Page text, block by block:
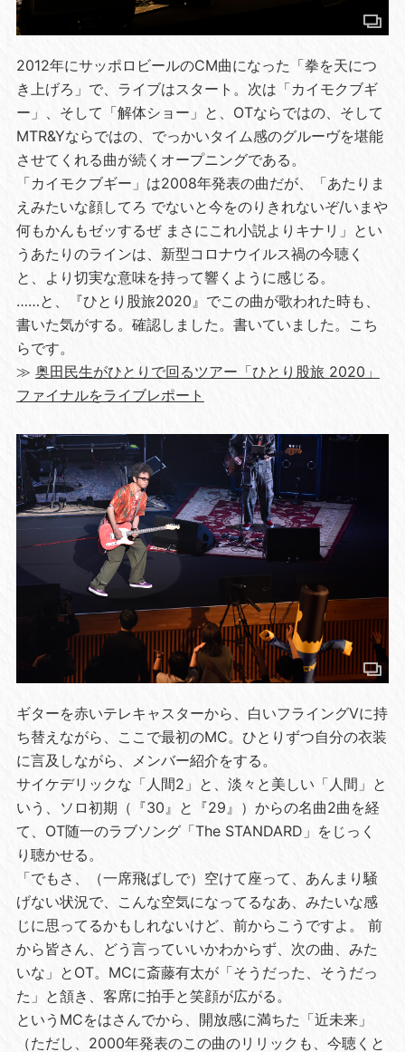
2012年にサッポロビールのCM曲になった「拳を天につ
き上げろ」で、ライブはスタート。次は「カイモクブギ
ー」、そして「解体ショー」と、OTならではの、そして
MTR&Yならではの、でっかいタイム感のグルーヴを堪能
させてくれる曲が続くオープニングである。
「カイモクブギー」は2008年発表の曲だが、「あたりま
えみたいな顔してろ でないと今をのりきれないぞ/いまや
何もかんもゼッするぜ まさにこれ小説よりキナリ」とい
うあたりのラインは、新型コロナウイルス禍の今聴く
と、より切実な意味を持って響くように感じる。
……と、『ひとり股旅2020』でこの曲が歌われた時も、
書いた気がする。確認しました。書いていました。こち
らです。
≫ 奥田民生がひとりで回るツアー「ひとり股旅 2020」
ファイナルをライブレポート
ギターを赤いテレキャスターから、白いフライングVに持
ち替えながら、ここで最初のMC。ひとりずつ自分の衣装
に言及しながら、メンバー紹介をする。
サイケデリックな「人間2」と、淡々と美しい「人間」と
いう、ソロ初期（『30』と『29』）からの名曲2曲を経
て、OT随一のラブソング「The STANDARD」をじっく
り聴かせる。
「でもさ、（一席飛ばしで）空けて座って、あんまり騒
げない状況で、こんな空気になってるなあ、みたいな感
じに思ってるかもしれないけど、前からこうですよ。 前
から皆さん、どう言っていいかわからず、次の曲、みた
いな」とOT。MCに斎藤有太が「そうだった、そうだっ
た」と頷き、客席に拍手と笑顔が広がる。
というMCをはさんでから、開放感に満ちた「近未来」
（ただし、2000年発表のこの曲のリリックも、今聴くと